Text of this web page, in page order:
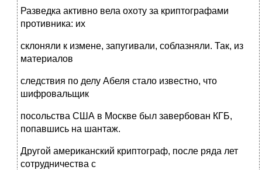
Разведка активно вела охоту за криптографами
противника: их
склоняли к измене, запугивали, соблазняли. Так, из
материалов
следствия по делу Абеля стало известно, что
шифровальщик
посольства США в Москве был завербован КГБ,
попавшись на шантаж.
Другой американский криптограф, после ряда лет
сотрудничества с